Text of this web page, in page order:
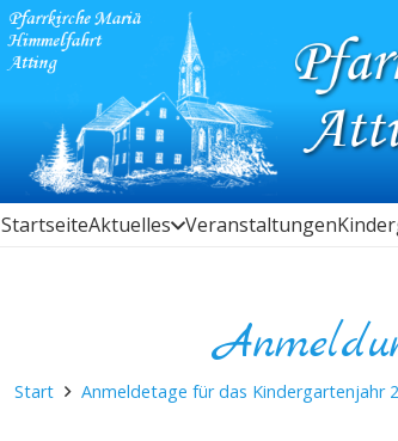
StartseiteAktuelles Veranstaltungen
Start Anmeldetage für das Kindergartenjahr